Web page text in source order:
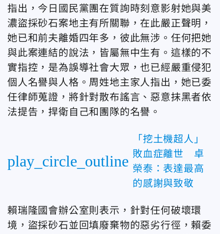
指出，今日國民黨團在質詢時刻意影射她與美
濃盜採砂石案地主有所關聯，在此嚴正聲明，
她已和前夫離婚四年多，彼此無涉。任何把她
與此案連結的說法，皆屬無中生有。這樣的不
實指控，是為誤導社會大眾，也已經嚴重侵犯
個人名譽與人格。周姓地主家人指出，她已委
任律師蒐證，將針對散布謠言、惡意抹黑者依
法提告，捍衛自己和團隊的名譽。
play_circle_outline
「挖土機超人」
敗血症離世 卓
榮泰：表達最高
的感謝與致敬
賴瑞隆國會辦公室則表示，針對任何破壞環
境，盜採砂石並回填廢棄物的惡劣行徑，賴委